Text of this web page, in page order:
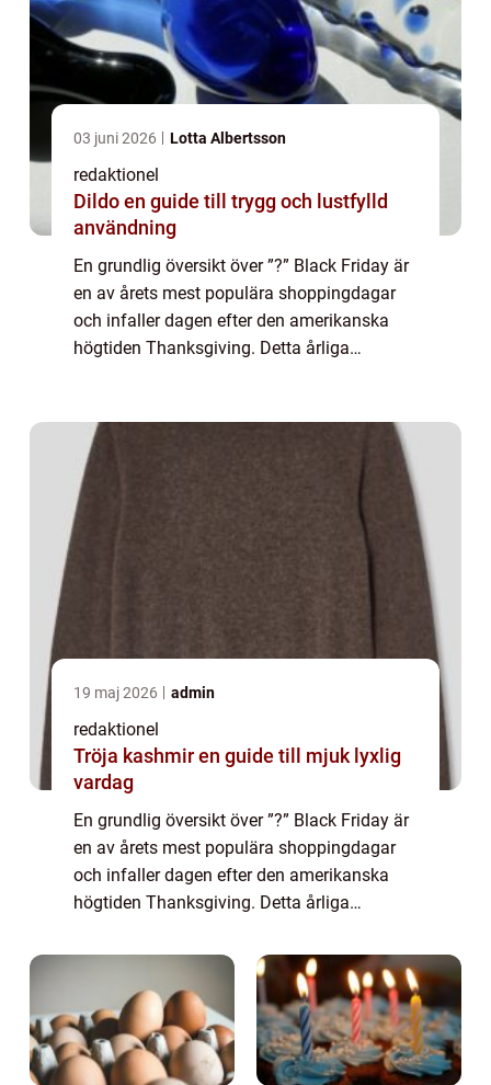
03 juni 2026 Lotta Albertsson
redaktionel
Dildo en guide till trygg och lustfylld
användning
En grundlig översikt över ”?” Black Friday är
en av årets mest populära shoppingdagar
och infaller dagen efter den amerikanska
högtiden Thanksgiving. Detta årliga
19 maj 2026 admin
redaktionel
Tröja kashmir en guide till mjuk lyxlig
vardag
En grundlig översikt över ”?” Black Friday är
en av årets mest populära shoppingdagar
och infaller dagen efter den amerikanska
högtiden Thanksgiving. Detta årliga
många länder runt om i världen och...